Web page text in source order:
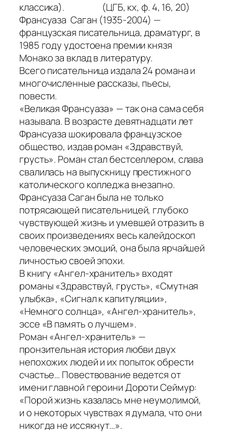
классика). (ЦГБ, кх, ф. 4, 16, 20)
Франсуаза Саган (1935-2004) —
французская писательница, драматург, в
1985 году удостоена премии князя
Монако за вклад в литературу.
Всего писательница издала 24 романа и
многочисленные рассказы, пьесы,
повести.
«Великая Франсуаза» — так она сама себя
называла. В возрасте девятнадцати лет
Франсуаза шокировала французское
общество, издав роман «Здравствуй,
грусть». Роман стал бестселлером, слава
свалилась на выпускницу престижного
католического колледжа внезапно.
Франсуаза Саган была не только
потрясающей писательницей, глубоко
чувствующей жизнь и умевшей отразить в
своих произведениях весь калейдоскоп
человеческих эмоций, она была ярчайшей
личностью своей эпохи.
В книгу «Ангел-хранитель» входят
романы«Здравствуй, грусть», «Смутная
улыбка», «Сигнал к капитуляции»,
«Немного солнца», «Ангел-хранитель»,
эссе «В память о лучшем».
Роман «Ангел-хранитель» —
пронзительная история любви двух
непохожих людей и их попыток обрести
счастье… Повествование ведется от
имени главной героини Дороти Сеймур:
«Порой жизнь казалась мне неумолимой,
и о некоторых чувствах я думала, что они
никогда не иссякнут…».